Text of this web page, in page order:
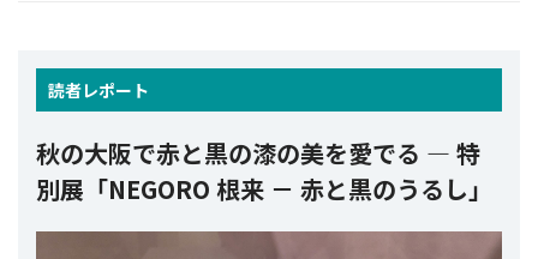
読者レポート
秋の大阪で赤と黒の漆の美を愛でる ― 特
別展「NEGORO 根来 － 赤と黒のうるし」